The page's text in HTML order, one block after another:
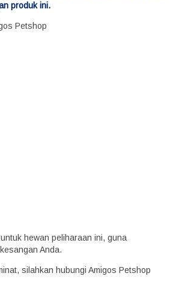
produk ini.
Petshop
hewan peliharaan ini, guna
Anda.
silahkan hubungi Amigos Petshop